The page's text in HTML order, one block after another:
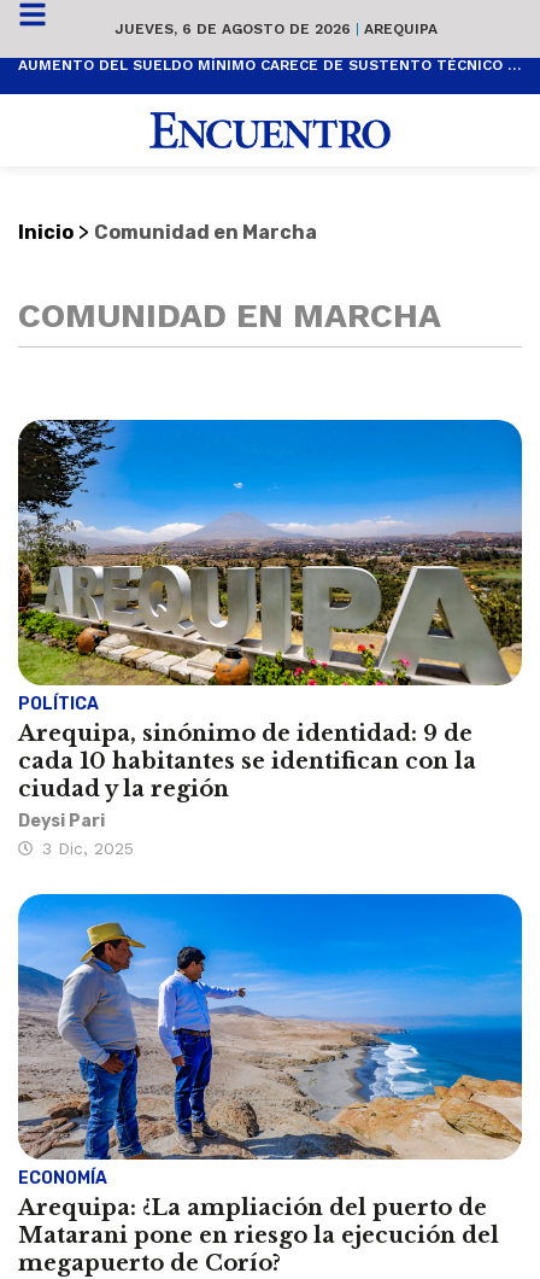
JUEVES, 6 DE AGOSTO DE 2026 | AREQUIPA
AUMENTO DEL SUELDO MÍNIMO CARECE DE SUSTENTO TÉCNICO Y ES POPULISTA
Inicio > Comunidad en Marcha
COMUNIDAD EN MARCHA
POLÍTICA
Arequipa, sinónimo de identidad: 9 de
cada 10 habitantes se identifican con la
ciudad y la región
Deysi Pari
3 Dic, 2025
ECONOMÍA
Arequipa: ¿La ampliación del puerto de
Matarani pone en riesgo la ejecución del
megapuerto de Corío?